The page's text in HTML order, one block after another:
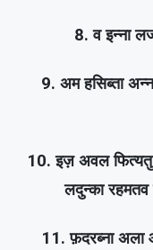
8. व इन्ना
9. अम हसिब्ता
10. इज़ अवल फित्यतु
लदुन्का रहमतव
11. फ़दरब्ना अला